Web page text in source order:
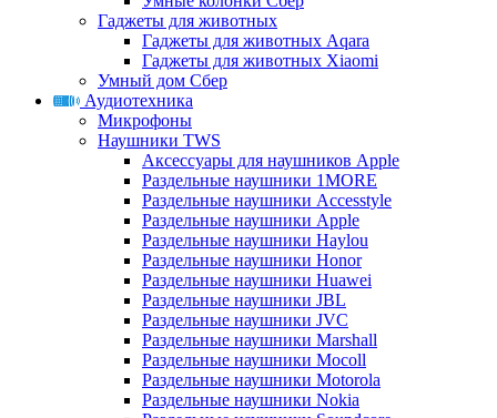
Гаджеты для животных
Гаджеты для животных Aqara
Гаджеты для животных Xiaomi
Умный дом Сбер
Аудиотехника
Микрофоны
Наушники TWS
Аксессуары для наушников Apple
Раздельные наушники 1MORE
Раздельные наушники Accesstyle
Раздельные наушники Apple
Раздельные наушники Haylou
Раздельные наушники Honor
Раздельные наушники Huawei
Раздельные наушники JBL
Раздельные наушники JVC
Раздельные наушники Marshall
Раздельные наушники Mocoll
Раздельные наушники Motorola
Раздельные наушники Nokia